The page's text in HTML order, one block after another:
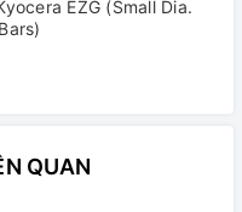
EZG (Small Dia.
QUAN